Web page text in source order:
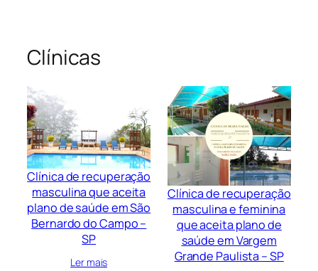
Clínicas
Clínica de recuperação
masculina que aceita
plano de saúde em São
Bernardo do Campo –
SP
Ler mais
Clínica de recuperação
masculina e feminina
que aceita plano de
saúde em Vargem
Grande Paulista – SP